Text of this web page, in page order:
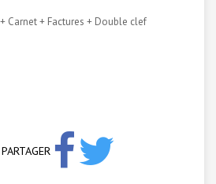
Carnet + Factures + Double clef
PARTAGER